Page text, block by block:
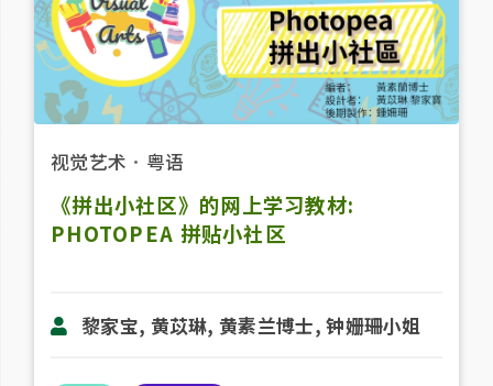
视觉艺术 ． 粤语
《拼出小社区》的网上学习教材:
PHOTOPEA 拼贴小社区
黎家宝, 黄苡琳, 黄素兰博士, 钟姗珊小姐